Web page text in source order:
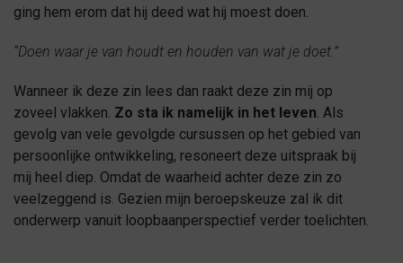
ging hem erom dat hij deed wat hij moest doen.
“Doen waar je van houdt en houden van wat je doet.”
Wanneer ik deze zin lees dan raakt deze zin mij op
zoveel vlakken. Zo sta ik namelijk in het leven. Als
gevolg van vele gevolgde cursussen op het gebied van
persoonlijke ontwikkeling, resoneert deze uitspraak bij
mij heel diep. Omdat de waarheid achter deze zin zo
veelzeggend is. Gezien mijn beroepskeuze zal ik dit
onderwerp vanuit loopbaanperspectief verder toelichten.